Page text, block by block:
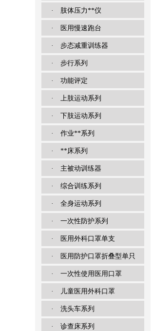
· 肢体压力**仪
· 医用慢速跑台
· 步态减重训练器
· 步行系列
· 功能评定
· 上肢运动系列
· 下肢运动系列
· 作业**系列
· **床系列
· 主被动训练器
· 综合训练系列
· 全身运动系列
· 一次性防护系列
· 医用外科口罩单支
· 医用防护口罩折叠型单只
· 一次性使用医用口罩
· 儿童医用外科口罩
· 洗头车系列
· 诊查床系列